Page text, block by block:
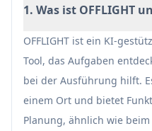
Befindet sich derzeit
Die Lernkurve kann
Funktionen steil sein
1. Was ist OFFLIGHT
OFFLIGHT ist ein KI-
Tool, das Aufgaben
bei der Ausführung hilft.
einem Ort und bietet
Planung, ähnlich wie